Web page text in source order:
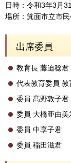
日時：令和3年3月
場所：箕面市立市
出席委員
教育長 藤迫稔君
代表教育委員
委員 髙野敦子君
委員 大橋亜由美
委員 中享子君
委員 稲田滋君